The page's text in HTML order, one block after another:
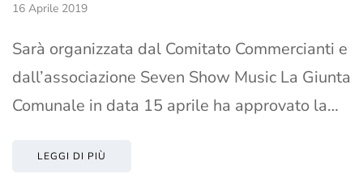
16 Aprile 2019
Sarà organizzata dal Comitato Commercianti e
dall’associazione Seven Show Music La Giunta
Comunale in data 15 aprile ha approvato la…
LEGGI DI PIÙ